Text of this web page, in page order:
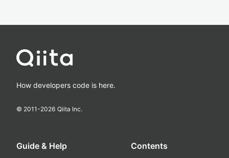
How developers code is here.
© 2011-2026 Qiita Inc.
Guide & Help Contents